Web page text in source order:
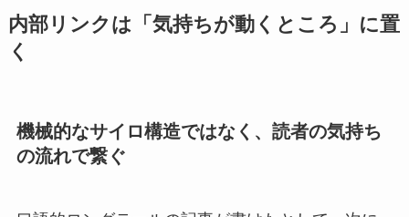
内部リンクは「気持ちが動くところ」に置
く
機械的なサイロ構造ではなく、読者の気持ち
の流れで繋ぐ